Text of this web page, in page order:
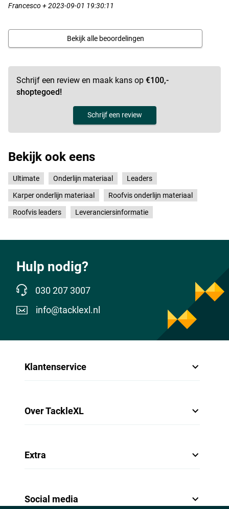
Francesco + 2023-09-01 19:30:11
Bekijk alle beoordelingen
Schrijf een review en maak kans op €100,-
shoptegoed!
Schrijf een review
Bekijk ook eens
Ultimate Onderlijn materiaal Leaders
Karper onderlijn materiaal Roofvis onderlijn materiaal
Roofvis leaders Leveranciersinformatie
Hulp nodig?
030 207 3007
info@tacklexl.nl
Klantenservice
Over TackleXL
Extra
Social media